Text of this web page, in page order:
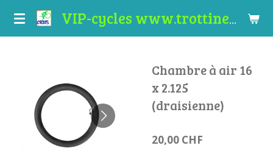
Passer
VIP-cycles www.trottinettes-valais.ch
Chambre à air 16
x 2.125
(draisienne)
20,00 CHF